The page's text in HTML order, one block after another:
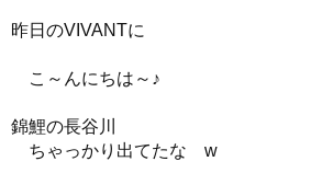
昨日のVIVANTに
こ～んにちは～♪
錦鯉の長谷川
ちゃっかり出てたな w